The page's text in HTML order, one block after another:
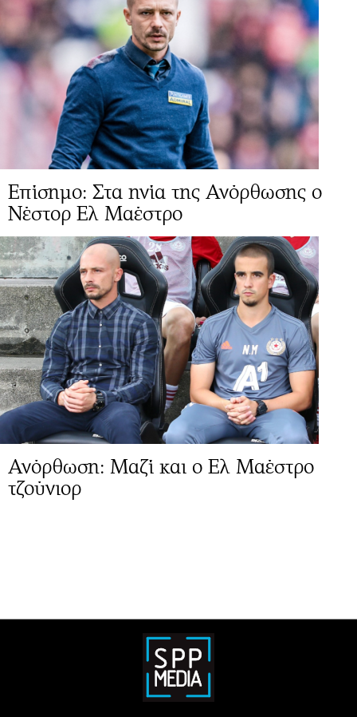
Επίσημο: Στα ηνία της Ανόρθωσης ο
Νέστορ Ελ Μαέστρο
Ανόρθωση: Μαζί και ο Ελ Μαέστρο
τζούνιορ